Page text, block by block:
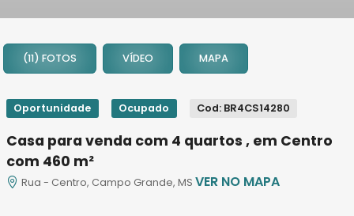
2
3
7
8
9
(11) FOTOS VÍDEO MAPA
Oportunidade Ocupado Cod: BR4CS14280
Casa para venda com 4 quartos , em Centro
com 460 m²
Rua - Centro, Campo Grande, MSVER NO MAPA